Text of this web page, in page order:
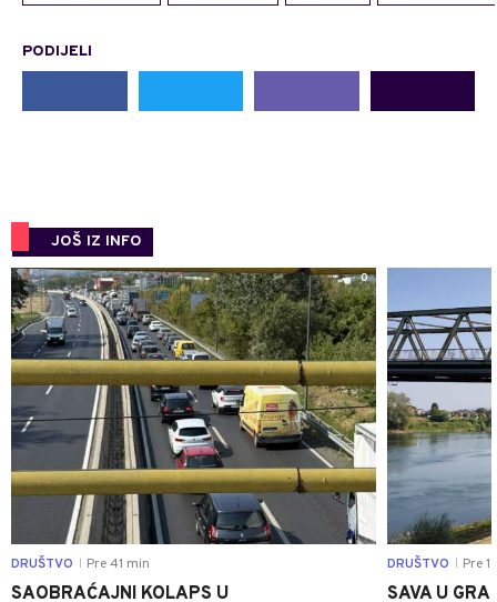
PODIJELI
JOŠ IZ INFO
0
DRUŠTVO Pre 41 min
SAOBRAĆAJNI KOLAPS U
DRUŠTVO Pre 1
SAVA U